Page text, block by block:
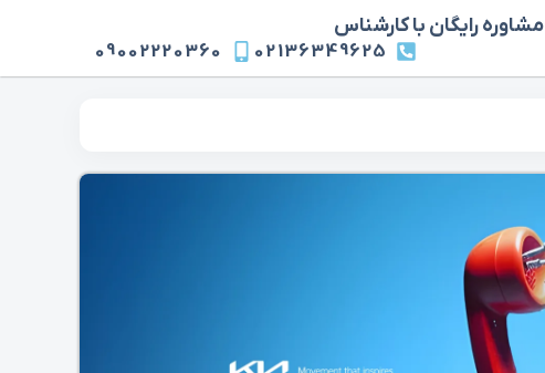
مشاوره رایگان با کارشناس
02136349625
09002220360